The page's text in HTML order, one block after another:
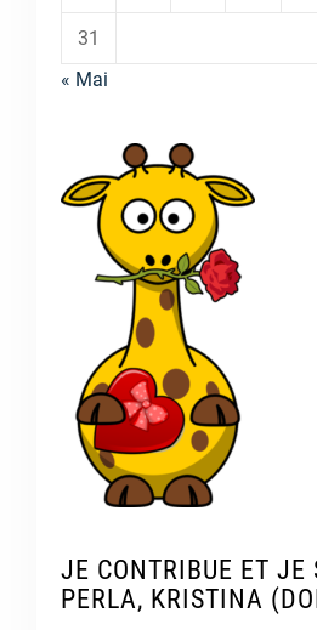
31
« Mai
JE CONTRIBUE ET JE
PERLA, KRISTINA